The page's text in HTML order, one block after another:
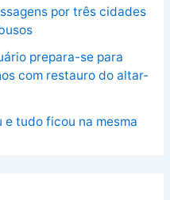
por três cidades
prepara-se para
com restauro do altar-
e tudo ficou na mesma